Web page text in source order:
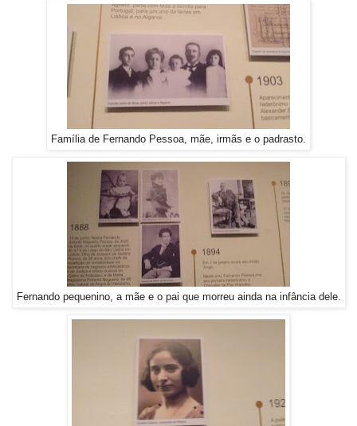
Família de Fernando Pessoa, mãe, irmãs e o padrasto.
Fernando pequenino, a mãe e o pai que morreu ainda na infância dele.